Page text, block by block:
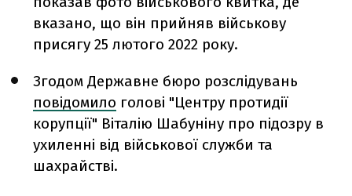
вказано, що він прийняв військову
присягу 25 лютого 2022 року.
Згодом Державне бюро розслідувань
повідомило голові "Центру протидії
корупції" Віталію Шабуніну про підозру в
ухиленні від військової служби та
шахрайстві.